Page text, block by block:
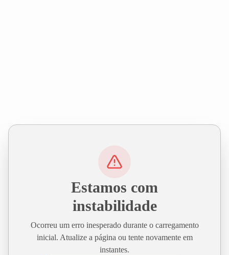
Estamos com
instabilidade
Ocorreu um erro inesperado durante o carregamento
inicial. Atualize a página ou tente novamente em
instantes.